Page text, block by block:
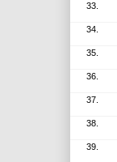
33.
34.
35.
36.
37.
38.
39.